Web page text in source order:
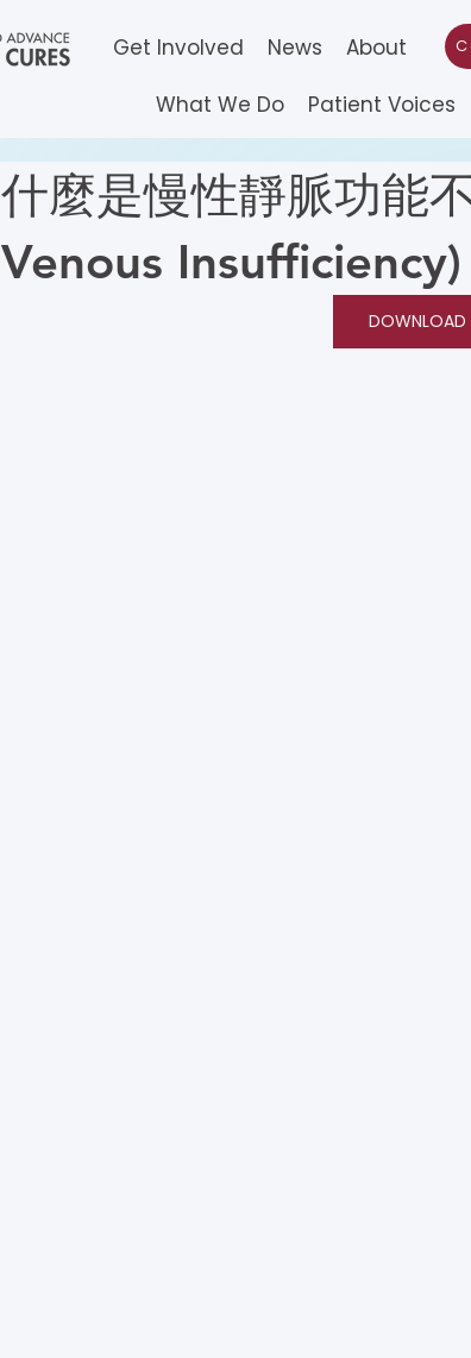
Get Involved News About
What We Do Patient Voices
什麼是慢性靜脈功能
Venous
DOWNLOAD